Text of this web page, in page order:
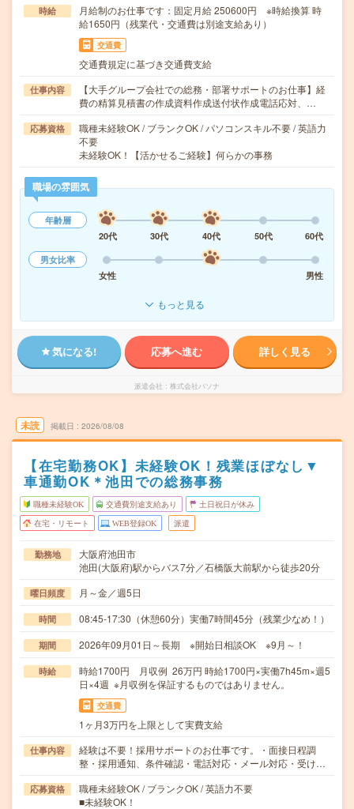
時給
月給制のお仕事です：固定月給 250600円 ※時給換算 時
給1650円（残業代・交通費は別途支給あり）
交通費
交通費規定に基づき交通費支給
仕事内容
【大手グループ会社での総務・部署サポートのお仕事】経
費の精算見積書の作成資料作成送付状作成電話応対、…
応募資格
職種未経験OK / ブランクOK / パソコンスキル不要 / 英語力
不要
未経験OK！【活かせるご経験】何らかの事務
職場の雰囲気
年齢層
20代
30代 40代 50代
60代
男女比率
女性
男性
もっと見る
気になる! 応募へ進む 詳しく見る
派遣会社 株式会社パソナ
未読 掲載日 2026/08/08
【在宅勤務OK】未経験OK！残業ほぼなし▼
車通勤OK＊池田での総務事務
職種未経験OK 交通費別途支給あり 土日祝日が休み
在宅・リモート WEB登録OK 派遣
勤務地
大阪府池田市
池田(大阪府)駅からバス7分／石橋阪大前駅から徒歩20分
曜日頻度 月～金／週5日
時間 08:45-17:30（休憩60分）実働7時間45分（残業少なめ！）
期間 2026年09月01日～長期 ※開始日相談OK ※9月～！
時給
時給1700円 月収例 26万円 時給1700円×実働7h45m×週5
日×4週 ※月収例を保証するものではありません。
交通費
1ヶ月3万円を上限として実費支給
仕事内容
経験は不要！採用サポートのお仕事です。・面接日程調
整・採用通知、条件確認・電話対応・メール対応・受け…
応募資格
職種未経験OK / ブランクOK / 英語力不要
■未経験OK！